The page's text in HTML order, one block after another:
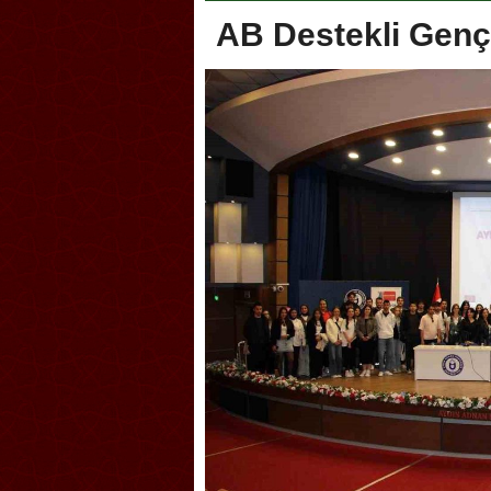
AB Destekli
Akçakoca, Geleneksel
Şampiyonası’na ev